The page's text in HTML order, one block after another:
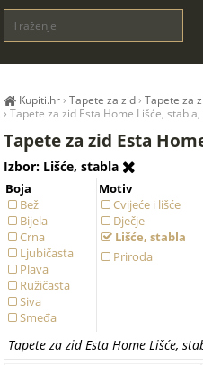
Kupiti.hr›Tapete za zid ›Tapete za
›Tapete za zid Esta Home Lišće,
Tapete za zid Esta
Izbor: Lišće, stabla
Boja
Bež
Bijela
Crna
Ljubičasta
Plava
Ružičasta
Siva
Smeđa
Zelena
Motiv
Cvijeće i lišće
Dječje
Lišće, stabla
Priroda
Tapete za zid Esta Home Lišće,